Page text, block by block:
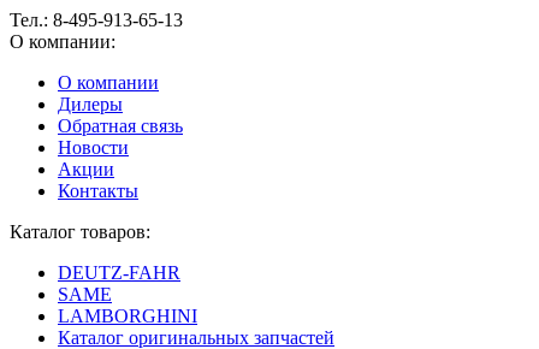
Тел.: 8-495-913-65-13
О компании:
О компании
Дилеры
Обратная связь
Новости
Акции
Контакты
Каталог товаров:
DEUTZ-FAHR
SAME
LAMBORGHINI
Каталог оригинальных запчастей